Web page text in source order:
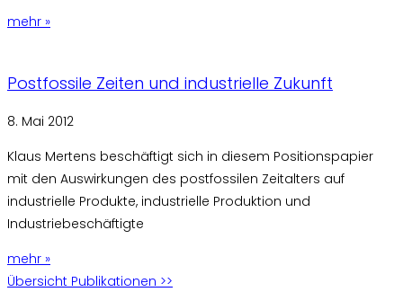
mehr »
Postfossile Zeiten und industrielle Zukunft
8. Mai 2012
Klaus Mertens beschäftigt sich in diesem Positionspapier
mit den Auswirkungen des postfossilen Zeitalters auf
industrielle Produkte, industrielle Produktion und
Industriebeschäftigte
mehr »
Übersicht Publikationen >>